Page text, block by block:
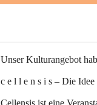
Unser Kulturangebot
c e l l e n s i s – Die Idee
Cellensis ist eine